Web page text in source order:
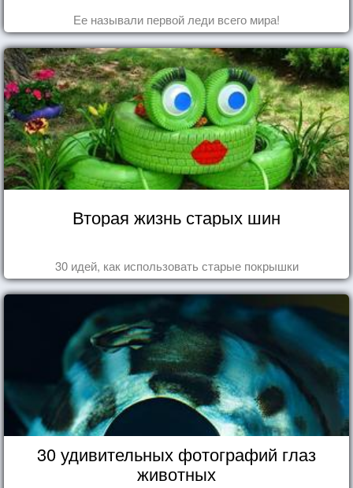
Ее называли первой леди всего мира!
Вторая жизнь старых шин
30 идей, как использовать старые покрышки
30 удивительных фотографий глаз
животных